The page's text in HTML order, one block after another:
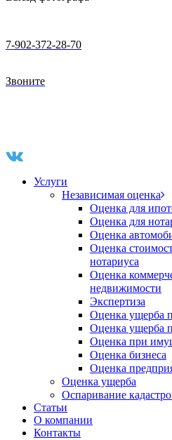
7-902-372-28-70
Звоните
Услуги
Независимая оценка
Оценка для
Оценка для
Оценка
Оценка
нотариуса
Оценка
недвижимости
Экспертиза
Оценка ущерба
Оценка ущерба
Оценка при
Оценка бизнеса
Оценка
Оценка ущерба
Оспаривание
Статьи
О компании
Контакты